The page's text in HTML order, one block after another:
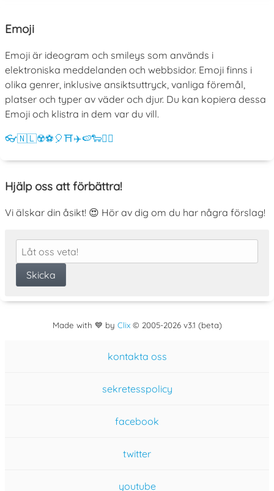
Emoji
Emoji är ideogram och smileys som används i
elektroniska meddelanden och webbsidor. Emoji finns i
olika genrer, inklusive ansiktsuttryck, vanliga föremål,
platser och typer av väder och djur. Du kan kopiera dessa
Emoji och klistra in dem var du vill.
👓🇳🇱☢️⚽ 🎈⛩️✈️🍉🐑💁‍♀️
Hjälp oss att förbättra!
Vi älskar din åsikt! 😍 Hör av dig om du har några förslag!
Made with 💙 by Clix© 2005-2026 v3.1 (beta)
kontakta oss
sekretesspolicy
facebook
twitter
youtube